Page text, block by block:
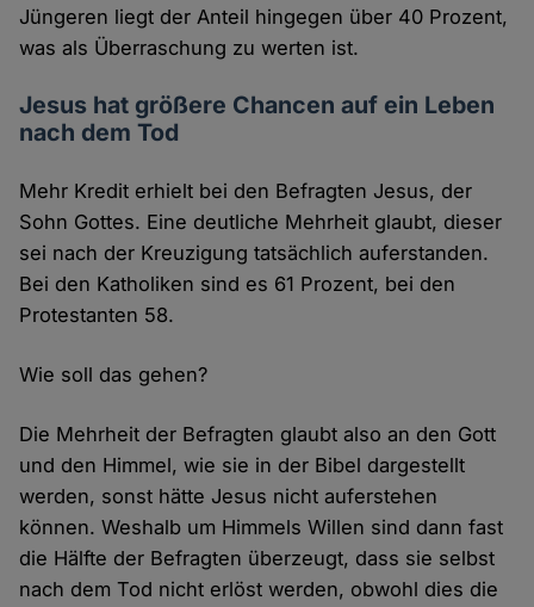
Jüngeren liegt der Anteil hingegen über 40 Prozent,
was als Überraschung zu werten ist.
Jesus hat größere Chancen auf ein Leben
nach dem Tod
Mehr Kredit erhielt bei den Befragten Jesus, der
Sohn Gottes. Eine deutliche Mehrheit glaubt, dieser
sei nach der Kreuzigung tatsächlich auferstanden.
Bei den Katholiken sind es 61 Prozent, bei den
Protestanten 58.
Wie soll das gehen?
Die Mehrheit der Befragten glaubt also an den Gott
und den Himmel, wie sie in der Bibel dargestellt
werden, sonst hätte Jesus nicht auferstehen
können. Weshalb um Himmels Willen sind dann fast
die Hälfte der Befragten überzeugt, dass sie selbst
nach dem Tod nicht erlöst werden, obwohl dies die